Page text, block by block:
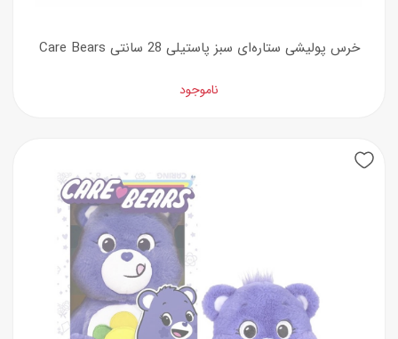
خرس پولیشی ستاره‌ای سبز پاستیلی 28 سانتی Care Bears
ناموجود